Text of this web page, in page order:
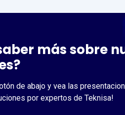
más sobre
de abajo y vea las
por expertos de Teknisa!